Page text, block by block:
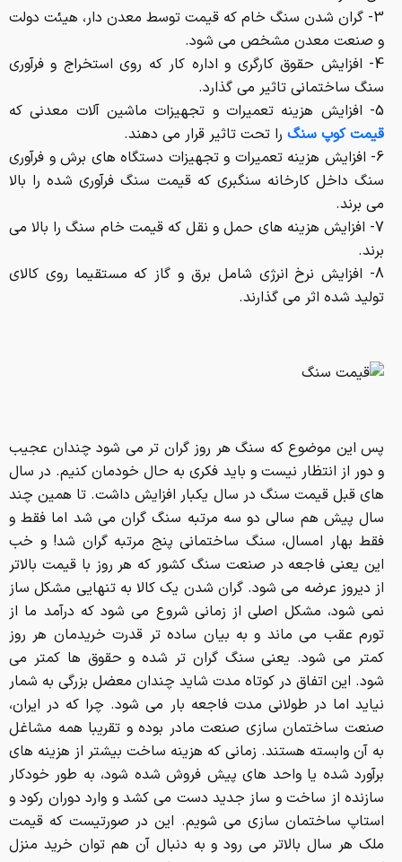
6- افزایش هزینه تعمیرات و تجهیزات دستگاه های برش و فرآوری
سنگ داخل کارخانه سنگبری که قیمت سنگ فرآوری شده را بالا
می برند.
7- افزایش هزینه های حمل و نقل که قیمت خام سنگ را بالا می
برند.
8- افزایش نرخ انرژی شامل برق و گاز که مستقیما روی کالای
تولید شده اثر می گذارند.
پس این موضوع که سنگ هر روز گران تر می شود چندان عجیب
سال پیش هم سالی دو سه مرتبه سنگ گران می شد اما فقط و
از دیروز عرضه می شود. گران شدن یک کالا به تنهایی مشکل ساز
نمی شود، مشکل اصلی از زمانی شروع می شود که درآمد ما از
تورم عقب می ماند و به بیان ساده تر قدرت خریدمان هر روز
کمتر می شود. یعنی سنگ گران تر شده و حقوق ها کمتر می
شود. این اتفاق در کوتاه مدت شاید چندان معضل بزرگی به شمار
نیاید اما در طولانی مدت فاجعه بار می شود. چرا که در ایران،
صنعت ساختمان سازی صنعت مادر بوده و تقریبا همه مشاغل
به آن وابسته هستند. زمانی که هزینه ساخت بیشتر از هزینه های
برآورد شده یا واحد های پیش فروش شده شود، به طور خودکار
سازنده از ساخت و ساز جدید دست می کشد و وارد دوران رکود و
استاپ ساختمان سازی می شویم. این در صورتیست که قیمت
ملک هر سال بالاتر می رود و به دنبال آن هم توان خرید منزل
کمتر می شود. پس سازنده زمانی که نتواند با پول ده واحد
فروخته شده، پانزده واحد بسازد از کار عقب می نشیند و پول
خود را روی طلا یا سکه سرمایه گذاری می کند. چیزی که در
کشورهای جهان سومی رخ می دهد و در اقتصاد بین الملل
جایگاهی ندارد.